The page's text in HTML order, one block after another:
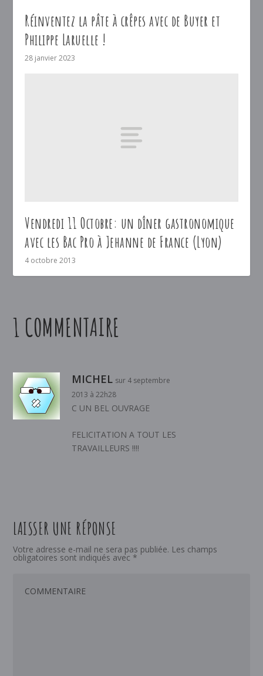
Réinventez la pâte à crêpes avec de Buyer et
Philippe Laruelle !
28 janvier 2023
Vendredi 11 Octobre: un dîner gastronomique
avec les Bac Pro à Jehanne de France (Lyon)
4 octobre 2013
1 COMMENTAIRE
MICHEL sur 4 septembre
2013 à 22h28
C UN BEL OUVRAGE
FELICITATION A TOUT LES
TRAVAILLEURS !!!!
LAISSER UNE RÉPONSE
Votre adresse e-mail ne sera pas publiée. Les champs
obligatoires sont indiqués avec *